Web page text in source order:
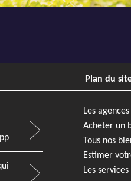
REF4791JL - AJP Immobilier Bordeaux Saint-Augustin
Bordeaux
REFCL6669 -
Plan du
Les agences
Acheter un
Tous nos
Estimer
Les